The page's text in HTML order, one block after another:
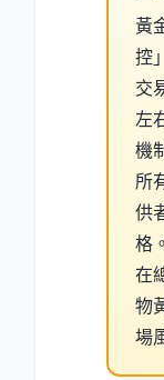
黃
控
交
左
機
所
供
格
在
物
場